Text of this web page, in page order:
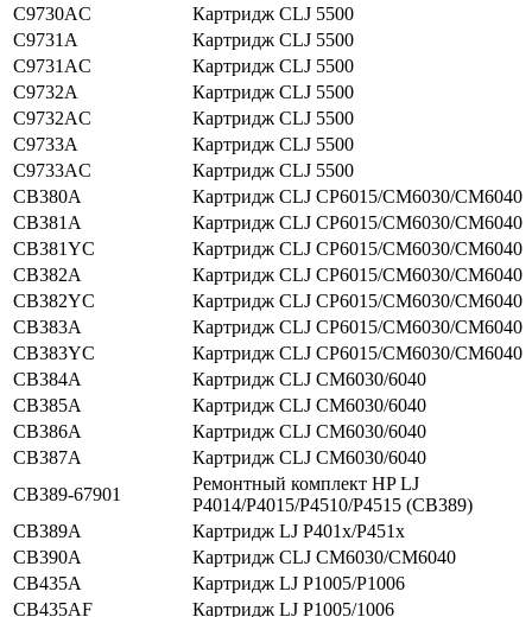
C9730AC
Картридж CLJ 5500
C9731A
Картридж CLJ 5500
C9731AC
Картридж CLJ 5500
C9732A
Картридж CLJ 5500
C9732AC
Картридж CLJ 5500
C9733A
Картридж CLJ 5500
C9733AC
Картридж CLJ 5500
CB380A
Картридж CLJ CP6015/CM6030/CM6040
CB381A
Картридж CLJ CP6015/CM6030/CM6040
CB381YC
Картридж CLJ CP6015/CM6030/CM6040
CB382A
Картридж CLJ CP6015/CM6030/CM6040
CB382YC
Картридж CLJ CP6015/CM6030/CM6040
CB383A
Картридж CLJ CP6015/CM6030/CM6040
CB383YC
Картридж CLJ CP6015/CM6030/CM6040
CB384A
Картридж CLJ CM6030/6040
CB385A
Картридж CLJ CM6030/6040
CB386A
Картридж CLJ CM6030/6040
CB387A
Картридж CLJ CM6030/6040
CB389-67901
Ремонтный комплект HP LJ
P4014/P4015/P4510/P4515 (CB389)
CB389A
Картридж LJ P401x/P451x
CB390A
Картридж CLJ CM6030/CM6040
CB435A
Картридж LJ P1005/P1006
CB435AF
Картридж LJ P1005/1006